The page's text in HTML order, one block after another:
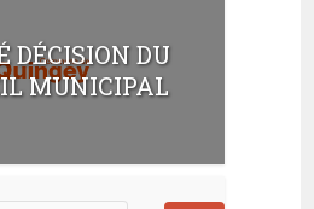
DÉCISION DU
MUNICIPAL